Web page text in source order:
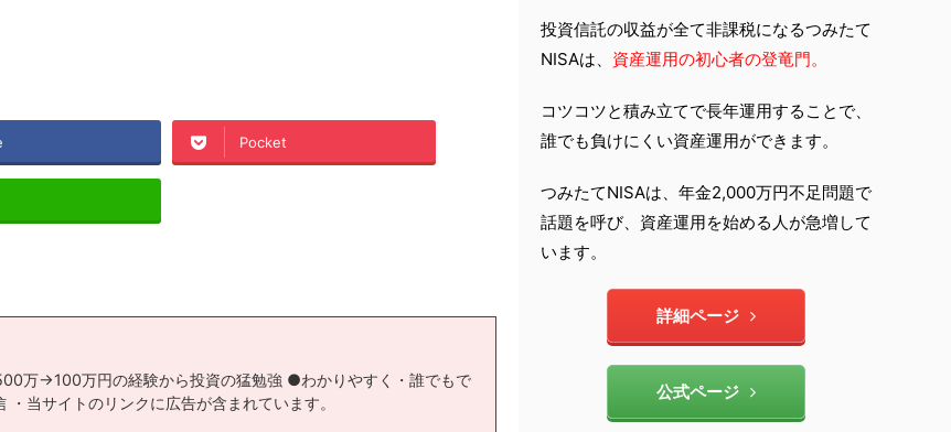
Pocket
万→100万円の経験から投資の猛勉強 ●わかりやすく・誰でもで
当サイトのリンクに広告が含まれています。
投資信託の収益が全て非課税になるつみたて
NISAは、 資産運用の初心者の登竜門。
コツコツと積み立てで長年運用することで、
誰でも負けにくい資産運用ができます。
つみたてNISAは、年金2,000万円不足問題で
話題を呼び、資産運用を始める人が急増して
います。
詳細ページ
公式ページ